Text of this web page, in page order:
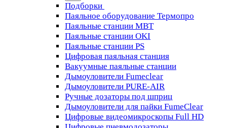
Подборки
Паяльное оборудование Термопро
Паяльные станции MBT
Паяльные станции OKI
Паяльные станции PS
Цифровая паяльная станция
Вакуумные паяльные станции
Дымоуловители Fumeclear
Дымоуловители PURE-AIR
Ручные дозаторы под шприц
Дымоуловители для пайки FumeClear
Цифровые видеомикроскопы Full HD